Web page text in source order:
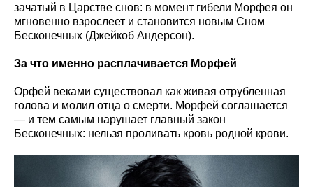
зачатый в Царстве снов: в момент гибели Морфея он
мгновенно взрослеет и становится новым Сном
Бесконечных (Джейкоб Андерсон).
За что именно расплачивается Морфей
Орфей веками существовал как живая отрубленная
голова и молил отца о смерти. Морфей соглашается
— и тем самым нарушает главный закон
Бесконечных: нельзя проливать кровь родной крови.